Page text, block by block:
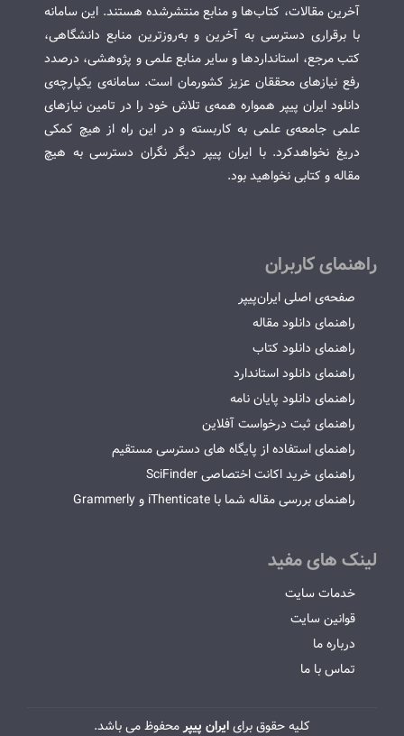
آخرین مقالات، کتاب‌ها و منابع منتشرشده هستند. این سامانه
با برقراری دسترسی به آخرین و به‌روزترین منابع دانشگاهی،
کتب مرجع، استانداردها و سایر منابع علمی و پژوهشی، درصدد
رفع نیازهای محققان عزیز کشورمان است. سامانه‌ی یکپارچه‌ی
دانلود ایران پیپر همواره همه‌ی تلاش خود را در تامین نیازهای
علمی جامعه‌ی علمی به کاربسته و در این راه از هیچ کمکی
دریغ نخواهدکرد. با ایران پیپر دیگر نگران دسترسی به هیچ
مقاله و کتابی نخواهید بود.
راهنمای کاربران
صفحه‌ی اصلی ایران‌پیپر
راهنمای دانلود مقاله
راهنمای دانلود کتاب
راهنمای دانلود استاندارد
راهنمای دانلود پایان نامه
راهنمای ثبت درخواست آفلاین
راهنمای استفاده از پایگاه های دسترسی مستقیم
راهنمای خرید اکانت اختصاصی SciFinder
راهنمای بررسی مقاله شما با iThenticate و Grammerly
لینک های مفید
خدمات سایت
قوانین سایت
درباره ما
تماس با ما
کلیه حقوق برایایران پیپرمحفوظ می باشد.